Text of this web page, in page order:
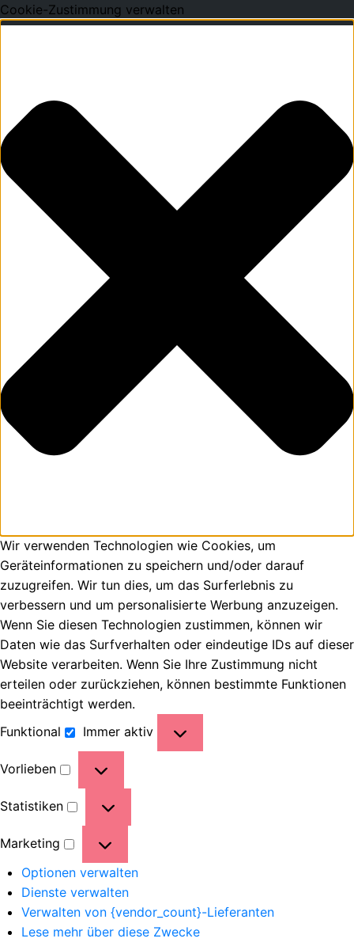
Cookie-Zustimmung verwalten
Wir verwenden Technologien wie Cookies, um
Geräteinformationen zu speichern und/oder darauf
zuzugreifen. Wir tun dies, um das Surferlebnis zu
verbessern und um personalisierte Werbung anzuzeigen.
Wenn Sie diesen Technologien zustimmen, können wir
Daten wie das Surfverhalten oder eindeutige IDs auf dieser
Website verarbeiten. Wenn Sie Ihre Zustimmung nicht
erteilen oder zurückziehen, können bestimmte Funktionen
beeinträchtigt werden.
Funktional
Immer aktiv
Vorlieben
Statistiken
Marketing
Optionen verwalten
Dienste verwalten
Verwalten von {vendor_count}-Lieferanten
Lese mehr über diese Zwecke